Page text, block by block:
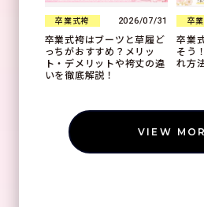
卒業式袴 2026/07/31
卒業式袴はブーツと草履ど
っちがおすすめ？メリッ
ト・デメリットや袴丈の違
いを徹底解説！
卒
卒業
そう
れ方
VIEW